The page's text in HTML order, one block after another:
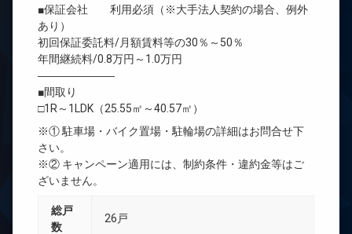
■保証会社 利用必須（※大手法人契約の場合、例外
あり）
初回保証委託料/月額賃料等の30％～50％
年間継続料/0.8万円～1.0万円
―――――――
■間取り
□1R～1LDK（25.55㎡～40.57㎡）
※① 駐車場・バイク置場・駐輪場の詳細はお問合せ下
さい。
※② キャンペーン適用には、制約条件・違約金等はご
ざいません。
総戸
数
26戸